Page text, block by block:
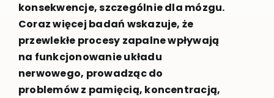
konsekwencje, szczególnie dla mózgu.
Coraz więcej badań wskazuje, że
przewlekłe procesy zapalne wpływają
na funkcjonowanie układu
nerwowego, prowadząc do
problemów z pamięcią, koncentracją,